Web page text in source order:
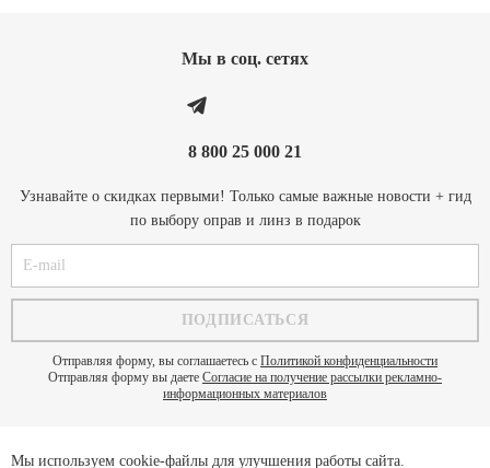
Мы в соц. cетях
8 800 25 000 21
Узнавайте о скидках первыми! Только самые важные новости + гид
по выбору оправ и линз в подарок
Отправляя форму, вы соглашаетесь с Политикой конфиденциальности
Отправляя форму вы даете Согласие на получение рассылки рекламно-
информационных материалов
Мы используем cookie-файлы для улучшения работы сайта.